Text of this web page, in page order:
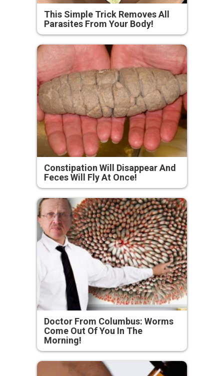
This Simple Trick Removes All
Parasites From Your Body!
Constipation Will Disappear And
Feces Will Fly At Once!
Doctor From Columbus: Worms
Come Out Of You In The
Morning!